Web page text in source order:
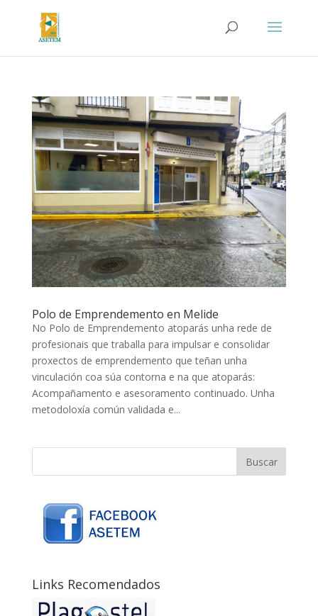
Polo de Emprendemento en Melide
No Polo de Emprendemento atoparás unha rede de
profesionais que traballa para impulsar e consolidar
proxectos de emprendemento que teñan unha
vinculación coa súa contorna e na que atoparás:
Acompañamento e asesoramento continuado. Unha
metodoloxía común validada e...
Links Recomendados